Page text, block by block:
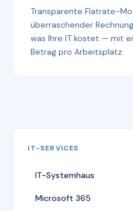
Transparente Flatrate-
überraschender
was Ihre IT kostet — mit
Betrag pro Arbeitsplatz.
IT-SERVICES
IT-Systemhaus
Microsoft 365